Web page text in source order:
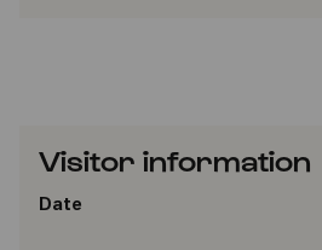
Visitor information
Date